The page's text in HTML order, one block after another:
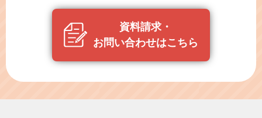
資料請求・
お問い合わせはこちら